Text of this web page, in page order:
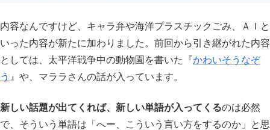
内容なんですけど、キャラ弁や海洋プラスチックごみ、ＡＩと
いった内容が新たに加わりました。前回から引き継がれた内容
としては、太平洋戦争中の動物園を書いた『かわいそうなぞ
う 』や、マララさんの話が入っています。
新しい話題が出てくれば、新しい単語が入ってくるのは必然
で、そういう単語は「へー、こういう言い方をするのか」と思